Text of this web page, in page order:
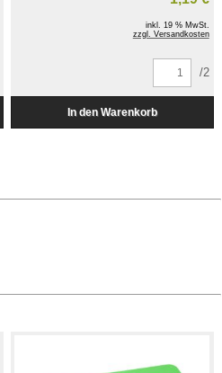
inkl. 19 % MwSt.
zzgl. Versandkosten
/2